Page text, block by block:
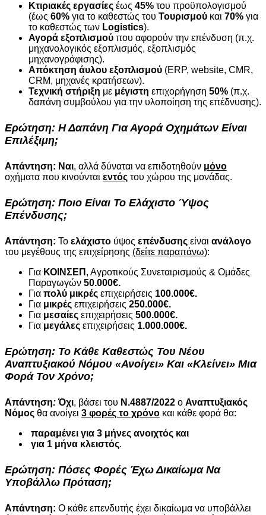
Κτιριακές εργασίες έως 45% του προϋπολογισμού
(έως 60% για το καθεστώς του Τουρισμού και 70% για
το καθεστώς των Logistics).
Αγορά εξοπλισμού που αφορούν την επένδυση (π.χ.
μηχανολογικός εξοπλισμός, εξοπλισμός
μηχανογράφισης).
Απόκτηση άυλου εξοπλισμού (ERP, website, CMR,
CRM, μηχανές κρατήσεων).
Τεχνική στήριξη με μέγιστη επιχορήγηση 50% (π.χ.
δαπάνη συμβούλου για την υλοποίηση της επέδνυσης).
Ερώτηση: Η Δαπάνη Για Αγορά Οχημάτων Είναι
Επιλέξιμη;
Απάντηση: Ναι, αλλά δύναται να επιδοτηθούν μόνο
οχήματα που κινούνται εντός του χώρου της μονάδας.
Ερώτηση: Ποιο Είναι Το Ελάχιστο Ύψος
Επένδυσης;
Απάντηση: Το ελάχιστο ύψος επένδυσης είναι ανάλογο
του μεγέθους της επιχείρησης (δείτε παραπάνω):
Για ΚΟΙΝΣΕΠ , Αγροτικούς Συνεταιρισμούς & Ομάδες
Παραγωγών 50.000€.
Για πολύ μικρές επιχειρήσεις 100.000€.
Για μικρές επιχειρήσεις 250.000€.
Για μεσαίες επιχειρήσεις 500.000€.
Για μεγάλες επιχειρήσεις 1.000.000€.
Ερώτηση: Το Κάθε Καθεστώς Του Νέου
Αναπτυξιακού Νόμου «ανοίγει» Και «κλείνει» Μια
Φορά Τον Χρόνο;
Απάντηση:Όχι, βάσει του Ν.4887/2022 ο Αναπτυξιακός
Νόμος θα ανοίγει 3 φορές το χρόνο και κάθε φορά θα:
παραμένει για 3 μήνες ανοιχτός και
για 1 μήνα κλειστός.
Ερώτηση: Πόσες Φορές Έχω Δικαίωμα Να
Υποβάλλω Πρόταση;
Απάντηση: Ο κάθε επενδυτής έχει δικαίωμα να υποβάλλει